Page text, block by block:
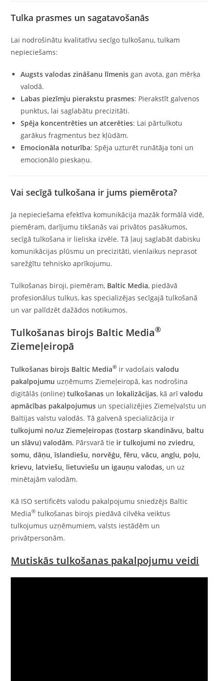
Tulka prasmes un sagatavošanās
Lai nodrošinātu kvalitatīvu secīgo tulkošanu, tulkam
nepieciešams:
Augsts valodas zināšanu līmenis gan avota, gan mērķa
valodā.
Labas piezīmju pierakstu prasmes: Pierakstīt galvenos
punktus, lai saglabātu precizitāti.
Spēja koncentrēties un atcerēties: Lai pārtulkotu
garākus fragmentus bez kļūdām.
Emocionāla noturība: Spēja uzturēt runātāja toni un
emocionālo pieskaņu.
Vai secīgā tulkošana ir jums piemērota?
Ja nepieciešama efektīva komunikācija mazāk formālā vidē,
piemēram, darījumu tikšanās vai privātos pasākumos,
secīgā tulkošana ir lieliska izvēle. Tā ļauj saglabāt dabisku
komunikācijas plūsmu un precizitāti, vienlaikus neprasot
sarežģītu tehnisko aprīkojumu.
Tulkošanas biroji, piemēram, Baltic Media, piedāvā
profesionālus tulkus, kas specializējas secīgajā tulkošanā
un var palīdzēt dažādos notikumos.
Tulkošanas birojs Baltic Media®
Ziemeļeiropā
Tulkošanas birojs Baltic Media® ir vadošaisvalodu
pakalpojumu uzņēmums Ziemeļeiropā, kas nodrošina
digitālās (online)tulkošanas un lokalizācijas, kā arīvalodu
apmācības pakalpojumus un specializējies Ziemeļvalstu un
Baltijas valstu valodās. Tā galvenā specializācija ir
tulkojumi no/uzZiemeļeiropas (tostarp skandināvu, baltu
un slāvu) valodām. Pārsvarā tie irtulkojumi no zviedru
somu, dāņu ,īslandiešu norvēģu ,fēru ,vācu ,angļu poļu
krievu, latviešu lietuviešu un igauņu valodas un uz
minētajām valodām.
Kā ISO sertificēts valodu pakalpojumu sniedzējs Baltic
Media® tulkošanas birojs piedāvā cilvēka veiktus
tulkojumus uzņēmumiem, valsts iestādēm un
privātpersonām.
Mutiskās tulkošanas pakalpojumu veidi